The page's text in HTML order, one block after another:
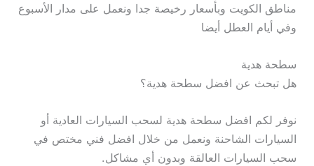
مناطق الكويت وبأسعار رخيصة جدا ونعمل على مدار الأسبوع
وفي أيام العطل أيضا
سطحة هدية
هل تبحث عن افضل سطحة هدية؟
نوفر لكم افضل سطحة هدية لسحب السيارات العادية أو
السيارات الشاحنة ونعمل من خلال افضل فني مختص في
سحب السيارات العالقة وبدون أي مشاكل.